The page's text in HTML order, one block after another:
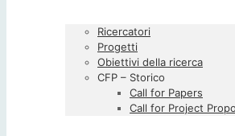
Ricercatori
Progetti
Obiettivi della ricerca
CFP – Storico
Call for Papers
Call for Project